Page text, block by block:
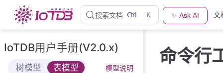
跳
至
主
要
內
容
搜索文档 Ctrl K ✨ Ask AI 文
IoTDB用户手册(V2.0.x)
树模型 表模型 模型说明
命令行